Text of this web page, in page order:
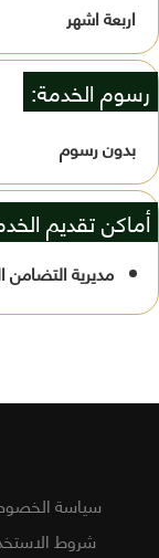
اربعة اشهر
رسوم الخدمة:
بدون رسوم
أماكن تقديم
مديرية التضامن
سياسة
شروط